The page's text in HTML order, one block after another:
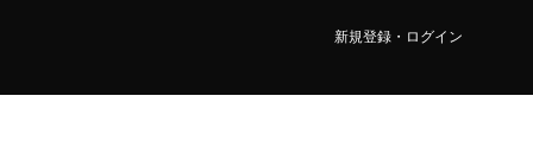
新規登録・ログイン